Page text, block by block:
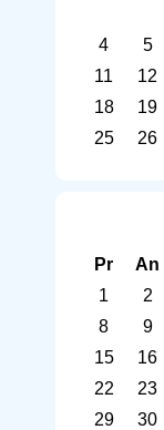
4
5
11
12
18
19
25
26
Pr
An
1
2
8
9
15
16
22
23
29
30